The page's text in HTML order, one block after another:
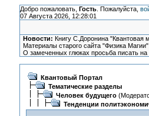
Добро пожаловать, Гость. Пожалуйста,
07 Августа 2026, 12:28:01
Новости: Книгу С.Доронина "Квантовая
Материалы старого сайта "Физика
О замеченных глюках просьба писать
Квантовый Портал
Тематические разделы
Человек будущего
Тенденции